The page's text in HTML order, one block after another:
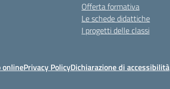
Offerta formativa
Le schede didattiche
I progetti delle classi
onlinePrivacy PolicyDichiarazione di accessibilità